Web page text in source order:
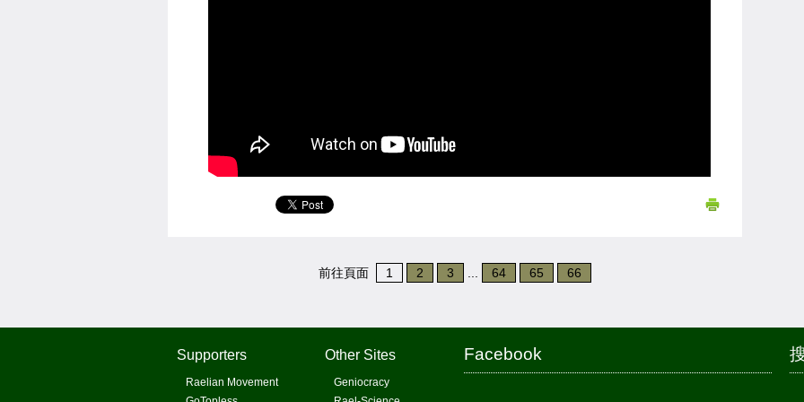
前往頁面 1 2 3 64 65 66
Supporters
Raelian Movement
Other Sites
Geniocracy
Facebook